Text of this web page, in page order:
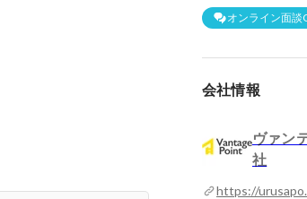
オンライン面談
会社情報
ヴァン
社
https://